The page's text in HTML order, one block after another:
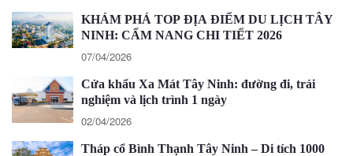
KHÁM PHÁ TOP ĐỊA ĐIỂM DU LỊCH TÂY
NINH: CẨM NANG CHI TIẾT 2026
07/04/2026
Cửa khẩu Xa Mát Tây Ninh: đường đi, trải
nghiệm và lịch trình 1 ngày
02/04/2026
Tháp cổ Bình Thạnh Tây Ninh – Di tích 1000